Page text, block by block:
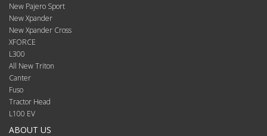
New Pajero Sport
New Xpander
New Xpander Cross
XFORCE
L300
All New Triton
Canter
Fuso
Tractor Head
L100 EV
ABOUT US